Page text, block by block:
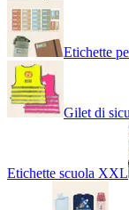
Etichette
Gilet di
Etichette scuola XXL